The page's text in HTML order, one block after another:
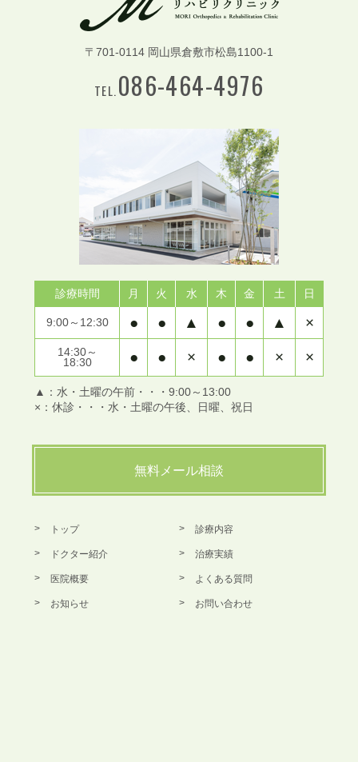
〒701-0114 岡山県倉敷市松島1100-1
TEL. 086-464-4976
診療時間 月 火 水 木 金 土 日
9:00～12:30 ● ● ▲ ● ● ▲ ×
14:30～
18:30
● ● × ● ● × ×
▲：水・土曜の午前・・・9:00～13:00
×：休診・・・水・土曜の午後、日曜、祝日
無料メール相談
トップ 診療内容
ドクター紹介 治療実績
医院概要 よくある質問
お知らせ お問い合わせ